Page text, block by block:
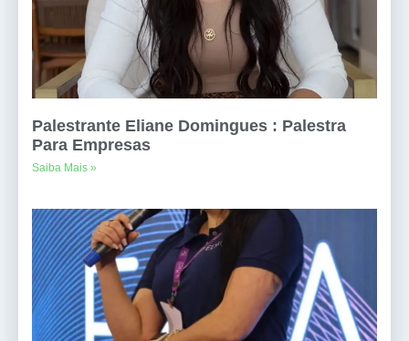
Palestrante Eliane Domingues : Palestra
Para Empresas
Saiba Mais »